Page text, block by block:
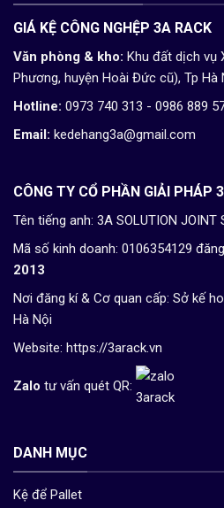
GIÁ KỆ CÔNG NGHỆP 3A RACK
Văn phòng & kho: Khu đất dịch vụ
Phương, huyện Hoài Đức cũ), Tp Hà
Hotline: 0973 740 313 - 0986 889
Email: kedehang3a@gmail.com
CÔNG TY CỔ PHẦN GIẢI PHÁP
Tên tiếng anh: 3A SOLUTION JOINT
Mã số kinh doanh: 0106354129
2013
Nơi đăng kí & Cơ quan cấp: Sở kế
Hà Nội
Website: https://3arack.vn
Zalo tư vấn quét QR:
DANH MỤC
Kệ để Pallet